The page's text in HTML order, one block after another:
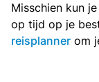
Misschien kun
op tijd op je
reisplanner om